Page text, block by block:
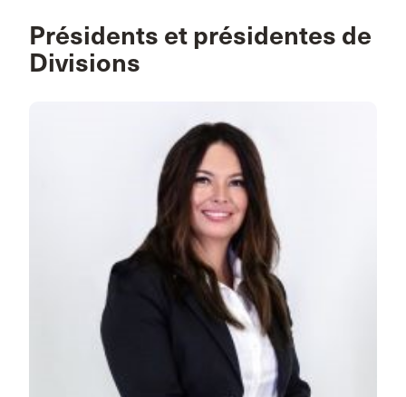
Présidents et présidentes de
Divisions